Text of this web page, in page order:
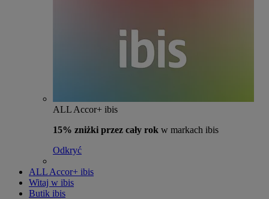
ALL Accor+ ibis
15% zniżki przez cały rok w markach ibis
Odkryć
ALL Accor+ ibis
Witaj w ibis
Butik ibis